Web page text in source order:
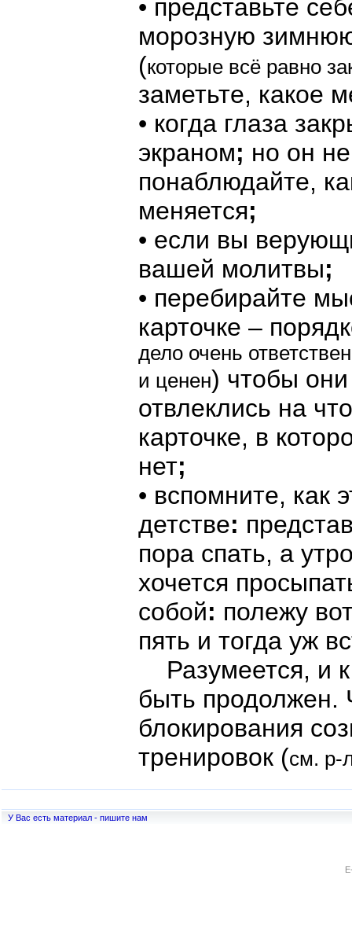
• представьте
морозную
(которые всё равно
заметьте, какое
• когда глаза
экраном; но он
понаблюдайте,
меняется;
• если вы
вашей молитвы;
• перебирайте
карточке –
дело очень
и ценен) чтобы
отвлеклись на
карточке, в
нет;
• вспомните, как
детстве:
пора спать, а
хочется
собой: полежу
пять и тогда уж
Разумеется, и к
быть продолжен.
блокирования
тренировок (см. р-
У Вас есть материал - пишите нам